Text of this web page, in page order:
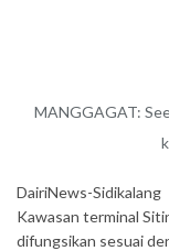
MANGGAGAT:
DairiNews-Sidikalang
Kawasan terminal
difungsikan sesuai